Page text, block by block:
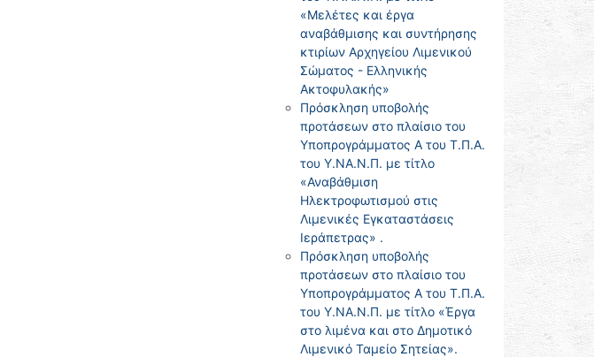
«Μελέτες και έργα
αναβάθμισης και συντήρησης
κτιρίων Αρχηγείου Λιμενικού
Σώματος - Ελληνικής
Ακτοφυλακής»
Πρόσκληση υποβολής
προτάσεων στο πλαίσιο του
Υποπρογράμματος Α του Τ.Π.Α.
του Υ.ΝΑ.Ν.Π. με τίτλο
«Αναβάθμιση
Ηλεκτροφωτισμού στις
Λιμενικές Εγκαταστάσεις
Ιεράπετρας» .
Πρόσκληση υποβολής
προτάσεων στο πλαίσιο του
Υποπρογράμματος Α του Τ.Π.Α.
του Υ.ΝΑ.Ν.Π. με τίτλο «Έργα
στο λιμένα και στο Δημοτικό
Λιμενικό Ταμείο Σητείας».